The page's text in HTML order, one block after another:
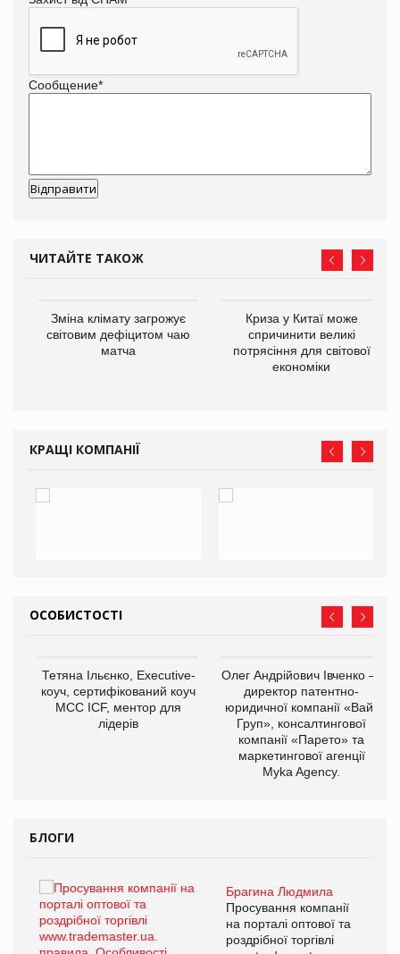
Сообщение*
ЧИТАЙТЕ ТАКОЖ
Зміна клімату загрожує
світовим дефіцитом чаю
матча
Криза у Китаї може
спричинити великі
потрясіння для світової
економіки
КРАЩІ КОМПАНІЇ
ОСОБИСТОСТІ
Тетяна Ільєнко, Executive-
коуч, сертифікований коуч
МСС ICF, ментор для
лідерів
Олег Андрійович Івченко —
директор патентно-
юридичної компанії «Вайз
Груп», консалтингової
компанії «Парето» та
маркетингової агенції
Myka Agency.
БЛОГИ
Брагина Людмила
Просування компанії
на порталі оптової та
роздрібної торгівлі